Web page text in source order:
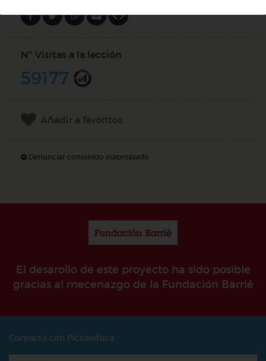
Nº Visitas a la lección
59177
Añadir a favoritos
Denunciar contenido inapropiado
El desarollo de este proyecto ha sido posible
gracias al mecenazgo de la Fundación Barrié
Contacta con Pictoeduca